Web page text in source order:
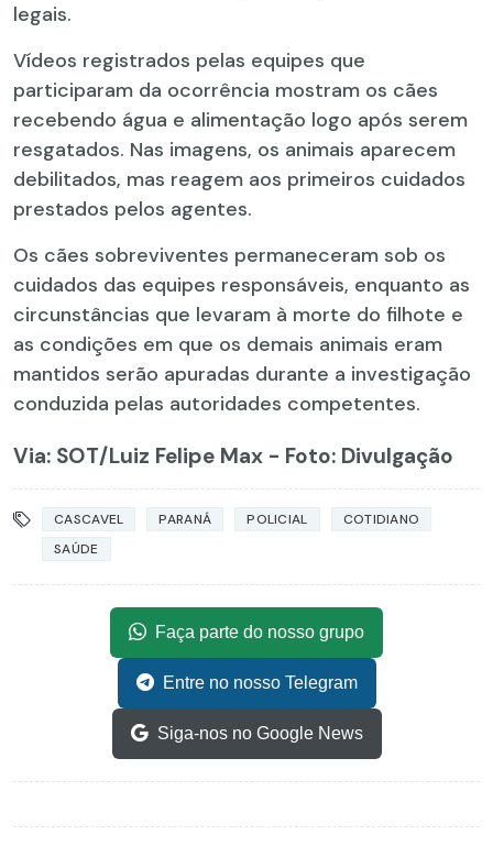
legais.
Vídeos registrados pelas equipes que
participaram da ocorrência mostram os cães
recebendo água e alimentação logo após serem
resgatados. Nas imagens, os animais aparecem
debilitados, mas reagem aos primeiros cuidados
prestados pelos agentes.
Os cães sobreviventes permaneceram sob os
cuidados das equipes responsáveis, enquanto as
circunstâncias que levaram à morte do filhote e
as condições em que os demais animais eram
mantidos serão apuradas durante a investigação
conduzida pelas autoridades competentes.
Via: SOT/Luiz Felipe Max - Foto: Divulgação
CASCAVEL PARANÁ POLICIAL
COTIDIANO
SAÚDE
Faça parte do nosso grupo
Entre no nosso Telegram
Siga-nos no Google News